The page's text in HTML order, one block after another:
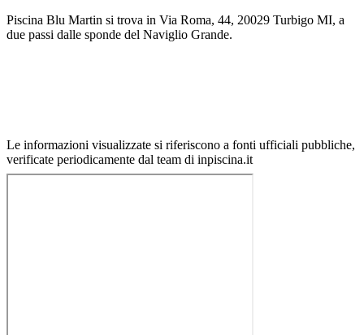
Piscina Blu Martin si trova in Via Roma, 44, 20029 Turbigo MI, a
due passi dalle sponde del Naviglio Grande.
Le informazioni visualizzate si riferiscono a fonti ufficiali pubbliche,
verificate periodicamente dal team di inpiscina.it